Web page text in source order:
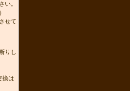
い。
せて
りし
換は